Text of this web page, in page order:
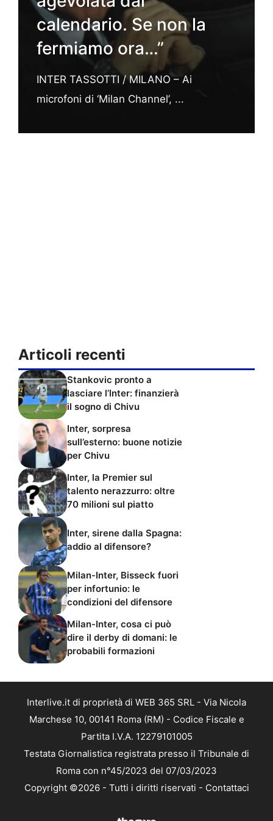
calendario. Se non la
fermiamo ora…”
INTER TASSOTTI / MILANO – Ai
microfoni di ‘Milan Channel’, ...
Articoli recenti
Stankovic pronto a
lasciare l’Inter: finanzierà
il sogno di Chivu
Inter, sorpresa
sull’esterno: buone notizie
per Chivu
Inter, la Premier sul
talento nerazzurro: oltre
70 milioni sul piatto
Inter, sirene dalla Spagna:
addio al difensore?
Milan-Inter, Bisseck fuori
per infortunio: le
condizioni del difensore
Milan-Inter, cosa ci può
dire il derby di domani: le
probabili formazioni
Interlive.it di proprietà di WEB 365 SRL - Via Nicola
Marchese 10, 00141 Roma (RM) - Codice Fiscale e
Partita I.V.A. 12279101005
Testata Giornalistica registrata presso il Tribunale di
Roma con n°45/2023 del 07/03/2023
Copyright ©2026 - Tutti i diritti riservati - Contattaci